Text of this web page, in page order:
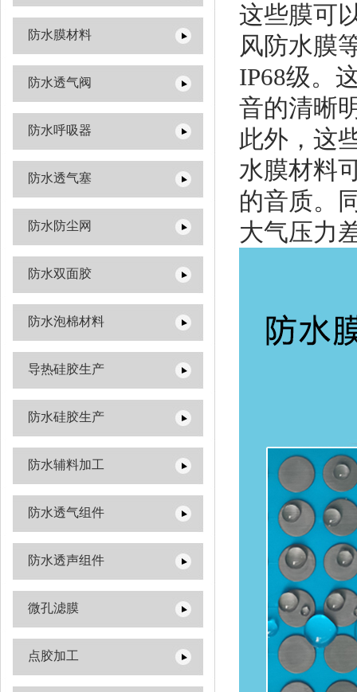
防水膜材料
防水透气阀
防水呼吸器
防水透气塞
防水防尘网
防水双面胶
防水泡棉材料
导热硅胶生产
防水硅胶生产
防水辅料加工
防水透气组件
防水透声组件
微孔滤膜
点胶加工
这些膜可
风防水膜
IP68级。
音的清晰
此外，这
水膜材料
的音质。
大气压力